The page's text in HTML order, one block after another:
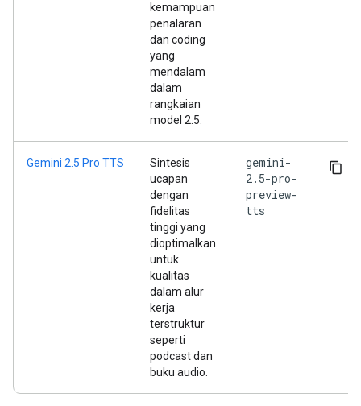
kemampuan
penalaran
dan coding
yang
mendalam
dalam
rangkaian
model 2.5.
Gemini 2.5 Pro TTS
Sintesis
ucapan
dengan
fidelitas
tinggi yang
dioptimalkan
untuk
kualitas
dalam alur
kerja
terstruktur
seperti
podcast dan
buku audio.
gemini-
2.5-pro-
preview-
tts